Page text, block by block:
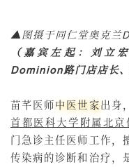
▲图摄于同仁堂奥克兰
（嘉宾左起：刘立
Dominion路门店店长、
苗芊医师 中医世家 出身
首都医科大学附属北
门急诊主任医师工作，
传染病的诊断和治疗，